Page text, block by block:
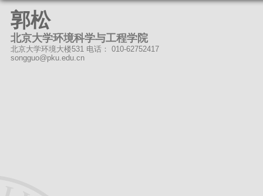
郭松
北京大学环境科学与工程学院
北京大学环境大楼531 电话： 010-62752417
songguo@pku.edu.cn